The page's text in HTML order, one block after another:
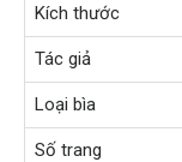
Kích thước
Tác giả
Loại bìa
Số trang